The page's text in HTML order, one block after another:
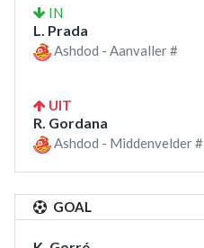
IN
L. Prada
Ashdod - Aanvaller #
UIT
R. Gordana
Ashdod - Middenvelder #
GOAL